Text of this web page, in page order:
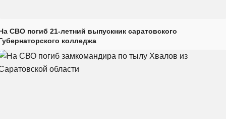
СВО погиб 21-летний выпускник саратовского
колледжа